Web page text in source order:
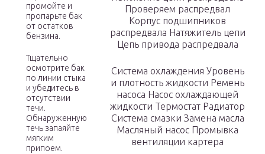
промойте и
пропарьте бак
от остатков
бензина.
Тщательно
осмотрите бак
по линии стыка
и убедитесь в
отсутствии
течи.
Обнаруженную
течь запаяйте
мягким
припоем.
Проверяем распредвал
Корпус подшипников
распредвала Натяжитель цепи
Цепь привода распредвала
Система охлаждения Уровень
и плотность жидкости Ремень
насоса Насос охлаждающей
жидкости Термостат Радиатор
Система смазки Замена масла
Масляный насос Промывка
вентиляции картера